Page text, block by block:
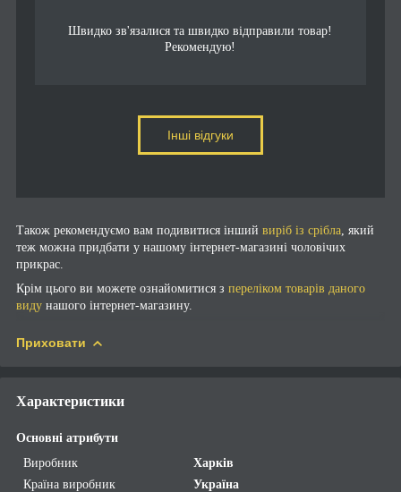
Швидко зв'язалися та швидко відправили товар!
Рекомендую!
Інші відгуки
Також рекомендуємо вам подивитися інший виріб із срібла , який
теж можна придбати у нашому інтернет-магазині чоловічих
прикрас.
Крім цього ви можете ознайомитися з переліком товарів даного
виду нашого інтернет-магазину.
Приховати
Характеристики
Основні атрибути
Виробник
Харків
Країна виробник
Україна